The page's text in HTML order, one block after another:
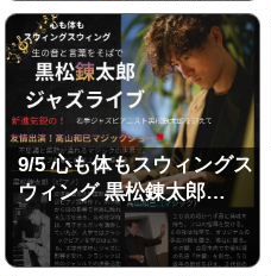
9/5 心も体もスウィングス
ウィング 黒松錬太郎…